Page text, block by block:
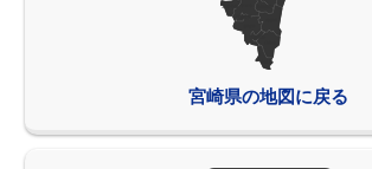
宮崎県の地図に戻る